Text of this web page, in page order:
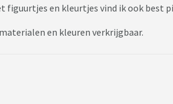
figuurtjes en kleurtjes vind ik ook best
en kleuren verkrijgbaar.